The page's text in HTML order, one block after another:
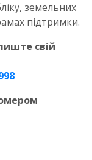
земельних
підтримки.
свій